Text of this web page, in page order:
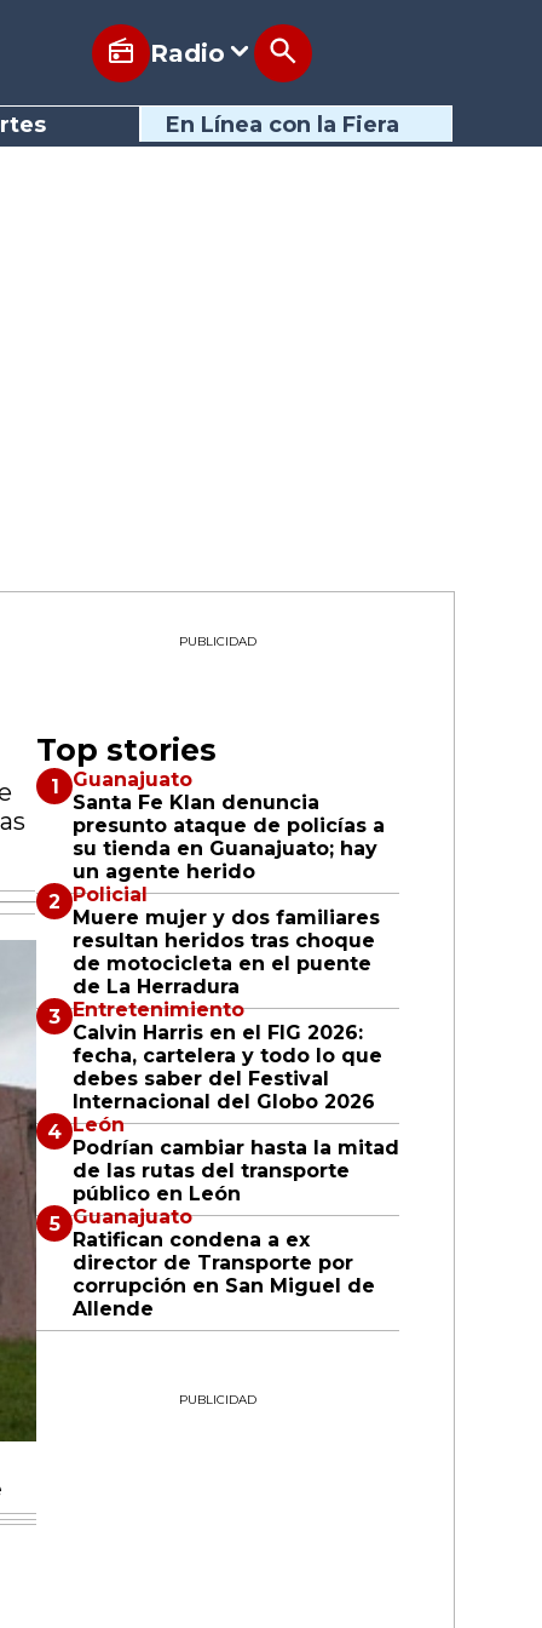
Radio
En Línea con la Fiera
PUBLICIDAD
Top stories
Guanajuato
Santa Fe Klan denuncia
presunto ataque de policías a
su tienda en Guanajuato; hay
un agente herido
Policial
Muere mujer y dos familiares
resultan heridos tras choque
de motocicleta en el puente
de La Herradura
Entretenimiento
Calvin Harris en el FIG 2026:
fecha, cartelera y todo lo que
debes saber del Festival
Internacional del Globo 2026
León
Podrían cambiar hasta la mitad
de las rutas del transporte
público en León
Guanajuato
Ratifican condena a ex
director de Transporte por
corrupción en San Miguel de
Allende
PUBLICIDAD